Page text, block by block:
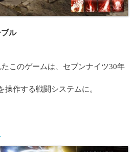
ル
このゲームは、セブンナイツ30年
作する戦闘システムに。